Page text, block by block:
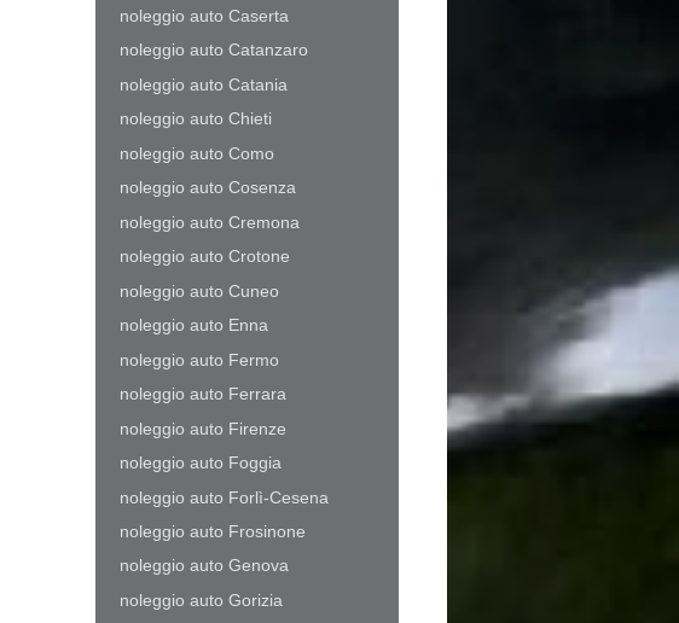
noleggio auto Caserta
noleggio auto Catanzaro
noleggio auto Catania
noleggio auto Chieti
noleggio auto Como
noleggio auto Cosenza
noleggio auto Cremona
noleggio auto Crotone
noleggio auto Cuneo
noleggio auto Enna
noleggio auto Fermo
noleggio auto Ferrara
noleggio auto Firenze
noleggio auto Foggia
noleggio auto Forlì-Cesena
noleggio auto Frosinone
noleggio auto Genova
noleggio auto Gorizia